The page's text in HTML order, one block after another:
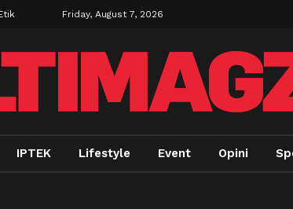
Friday, August 7, 2026
IPTEK Lifestyle Event Opini